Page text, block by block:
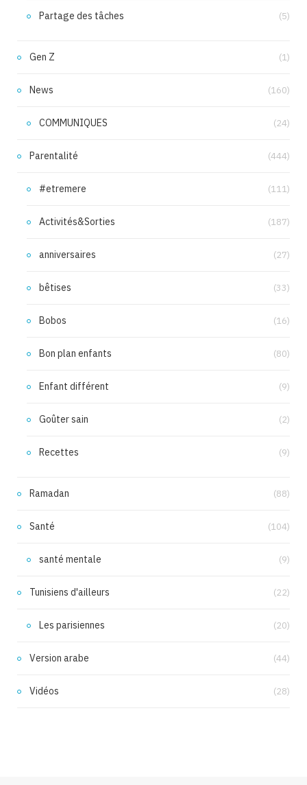
Partage des tâches (5)
Gen Z (1)
News (160)
COMMUNIQUES (24)
Parentalité (444)
#etremere (111)
Activités&Sorties (187)
anniversaires (27)
bêtises (33)
Bobos (16)
Bon plan enfants (80)
Enfant différent (9)
Goûter sain (2)
Recettes (9)
Ramadan (88)
Santé (104)
santé mentale (9)
Tunisiens d'ailleurs (22)
Les parisiennes (20)
Version arabe (44)
Vidéos (28)